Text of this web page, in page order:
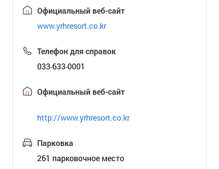
Официальный веб-сайт
www.yrhresort.co.kr
Телефон для справок
033-633-0001
Официальный веб-сайт
http://www.yrhresort.co.kr
Парковка
261 парковочное место